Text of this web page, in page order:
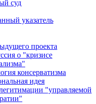
суд
указатель
проекта
о "кризисе
консерватизма
идея
"управляемой